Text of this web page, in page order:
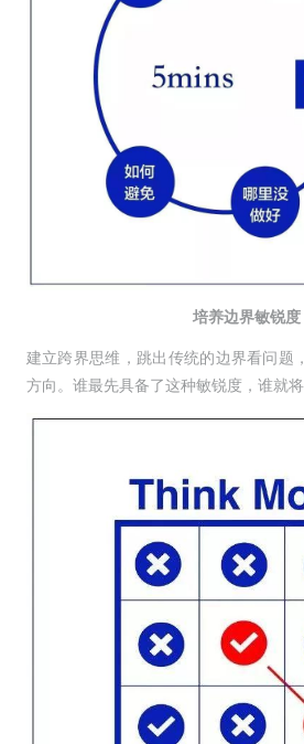
培养边界敏锐度
建立跨界思维，跳出传统的边界看问题
方向。谁最先具备了这种敏锐度，谁就